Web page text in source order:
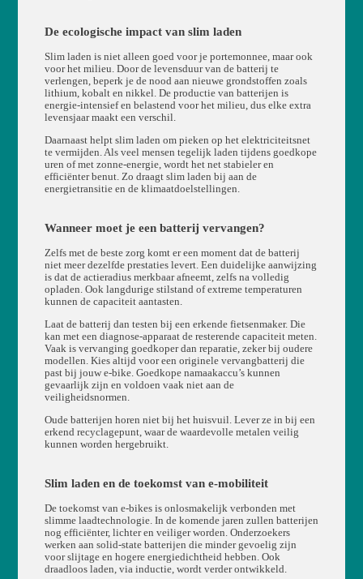
De ecologische impact van slim laden
Slim laden is niet alleen goed voor je portemonnee, maar ook
voor het milieu. Door de levensduur van de batterij te
verlengen, beperk je de nood aan nieuwe grondstoffen zoals
lithium, kobalt en nikkel. De productie van batterijen is
energie-intensief en belastend voor het milieu, dus elke extra
levensjaar maakt een verschil.
Daarnaast helpt slim laden om pieken op het elektriciteitsnet
te vermijden. Als veel mensen tegelijk laden tijdens goedkope
uren of met zonne-energie, wordt het net stabieler en
efficiënter benut. Zo draagt slim laden bij aan de
energietransitie en de klimaatdoelstellingen.
Wanneer moet je een batterij vervangen?
Zelfs met de beste zorg komt er een moment dat de batterij
niet meer dezelfde prestaties levert. Een duidelijke aanwijzing
is dat de actieradius merkbaar afneemt, zelfs na volledig
opladen. Ook langdurige stilstand of extreme temperaturen
kunnen de capaciteit aantasten.
Laat de batterij dan testen bij een erkende fietsenmaker. Die
kan met een diagnose-apparaat de resterende capaciteit meten.
Vaak is vervanging goedkoper dan reparatie, zeker bij oudere
modellen. Kies altijd voor een originele vervangbatterij die
past bij jouw e-bike. Goedkope namaakaccu’s kunnen
gevaarlijk zijn en voldoen vaak niet aan de
veiligheidsnormen.
Oude batterijen horen niet bij het huisvuil. Lever ze in bij een
erkend recyclagepunt, waar de waardevolle metalen veilig
kunnen worden hergebruikt.
Slim laden en de toekomst van e-mobiliteit
De toekomst van e-bikes is onlosmakelijk verbonden met
slimme laadtechnologie. In de komende jaren zullen batterijen
nog efficiënter, lichter en veiliger worden. Onderzoekers
werken aan solid-state batterijen die minder gevoelig zijn
voor slijtage en hogere energiedichtheid hebben. Ook
draadloos laden, via inductie, wordt verder ontwikkeld.